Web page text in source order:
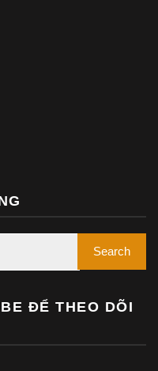
ĐỂ THEO DÕI